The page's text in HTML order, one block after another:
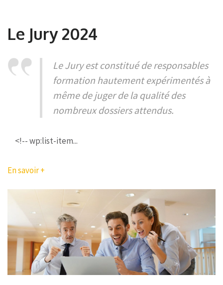
Le Jury 2024
Le Jury est constitué de responsables
formation hautement expérimentés à
même de juger de la qualité des
nombreux dossiers attendus.
<!-- wp:list-item...
En savoir +